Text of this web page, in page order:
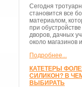
Сегодня
становится все
материалом,
при
дворов, дачных
около магазинов
Подробнее...
КАТЕТЕРЫ
СИЛИКОН? В
ВЫБИРАТЬ